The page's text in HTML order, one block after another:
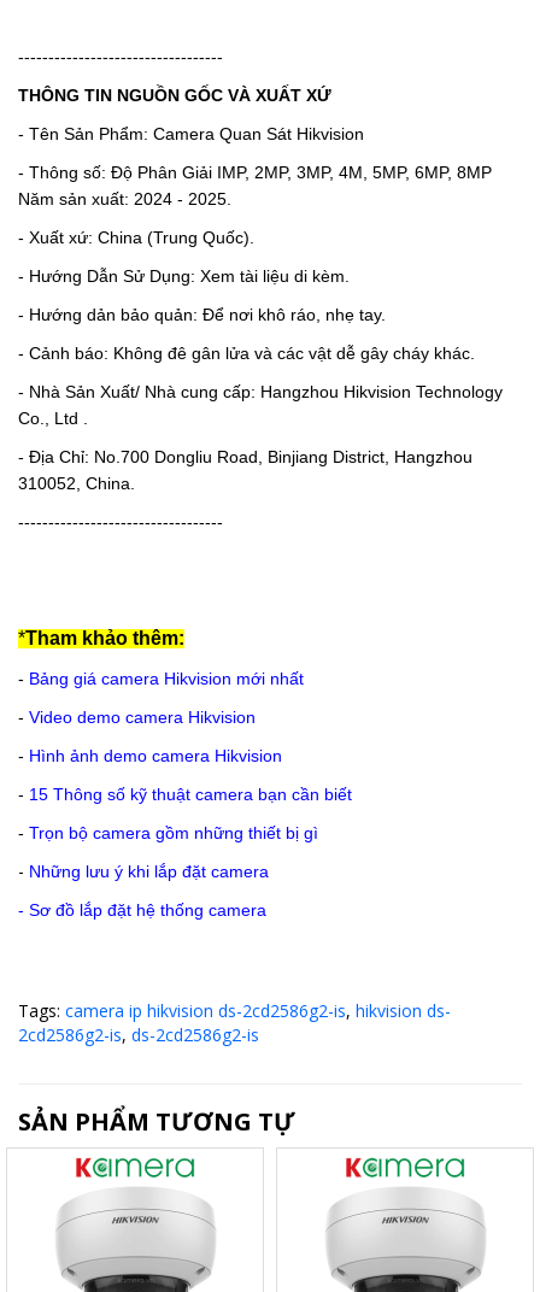
----------------------------------
THÔNG TIN NGUỒN GỐC VÀ XUẤT XỨ
- Tên Sản Phẩm: Camera Quan Sát Hikvision
- Thông số: Độ Phân Giải IMP, 2MP, 3MP, 4M, 5MP, 6MP, 8MP
Năm sản xuất: 2024 - 2025.
- Xuất xứ: China (Trung Quốc).
- Hướng Dẫn Sử Dụng: Xem tài liệu di kèm.
- Hướng dản bảo quản: Để nơi khô ráo, nhẹ tay.
- Cảnh báo: Không đê gân lửa và các vật dễ gây cháy khác.
- Nhà Sản Xuất/ Nhà cung cấp: Hangzhou Hikvision Technology
Co., Ltd .
- Địa Chỉ: No.700 Dongliu Road, Binjiang District, Hangzhou
310052, China.
----------------------------------
*Tham khảo thêm:
- Bảng giá camera Hikvision mới nhất
- Video demo camera Hikvision
- Hình ảnh demo camera Hikvision
- 15 Thông số kỹ thuật camera bạn cần biết
- Trọn bộ camera gồm những thiết bị gì
- Những lưu ý khi lắp đặt camera
- Sơ đồ lắp đặt hệ thống camera
Tags: camera ip hikvision ds-2cd2586g2-is, hikvision ds-
2cd2586g2-is, ds-2cd2586g2-is
SẢN PHẨM TƯƠNG TỰ